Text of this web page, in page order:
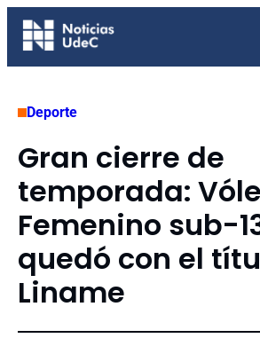
Saltar
Deporte
Gran cierre de
temporada:
Femenino sub-
quedó con el
Liname